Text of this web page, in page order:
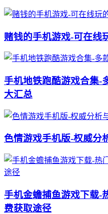
赌钱的手机游戏-可在线
手机地铁跑酷游戏合集-
大汇总
色情游戏手机版-权威分
手机金蟾捕鱼游戏下载-
费获取途径